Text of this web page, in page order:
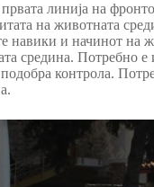
линија на
на животната
навики и начинот на
средина. Потребно е
контрола.